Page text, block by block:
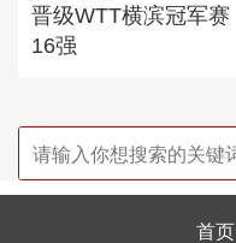
晋级WTT横滨冠军赛
16强
首页